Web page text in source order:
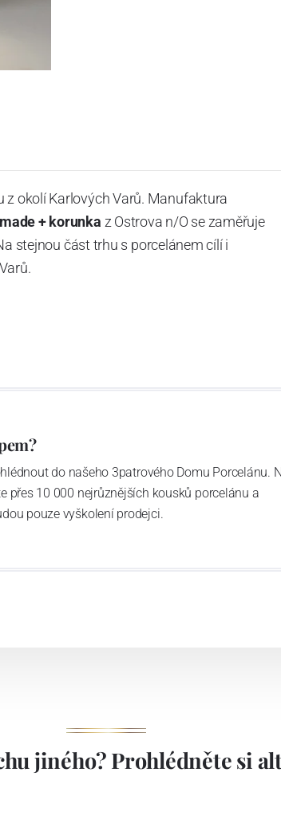
z okolí Karlových Varů. Manufaktura
+ korunka z Ostrova n/O se zaměřuje
stejnou část trhu s porcelánem cílí i
do našeho 3patrového Domu Porcelánu.
přes 10 000 nejrůznějších kousků porcelánu a
pouze vyškolení prodejci.
jiného? Prohlédněte si